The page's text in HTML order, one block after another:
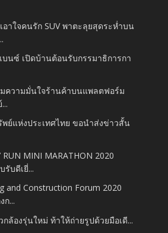
อาใจคนรัก SUV พาตะลุยสุดระห่ำบน
เบนซ์ เปิดบ้านต้อนรับกรรมาธิการกา
ความมั่นใจร้านค้าบนแพลตฟอร์ม
ย์แห่งประเทศไทย ขอนำส่งข่าวสั้น
RUN MINI MARATHON 2020
รับดีเยี่...
and Construction Forum 2020
ก...
กล้องรุ่นใหม่ ท้าให้ถ่ายรูปด้วยมือเดี...